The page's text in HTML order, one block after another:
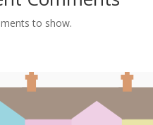
to show.